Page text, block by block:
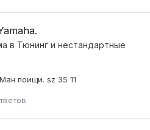
в Тюнинг и нестандартные
поищи. sz 35 11